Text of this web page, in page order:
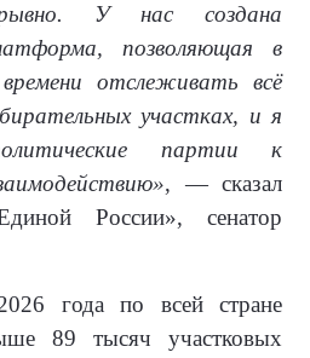
У нас создана
позволяющая в
отслеживать всё
участках, и я
партии к
, — сказал
России», сенатор
года по всей стране
89 тысяч участковых